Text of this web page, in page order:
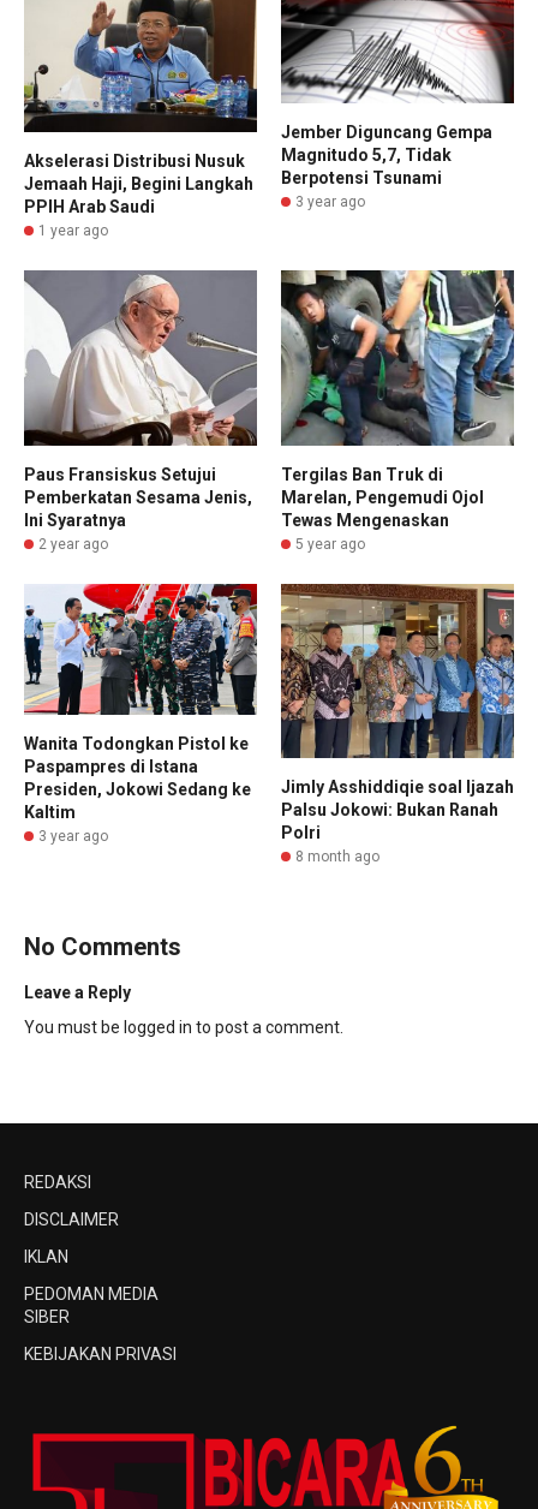
Akselerasi Distribusi Nusuk
Jemaah Haji, Begini Langkah
PPIH Arab Saudi
1 year ago
Jember Diguncang Gempa
Magnitudo 5,7, Tidak
Berpotensi Tsunami
3 year ago
Paus Fransiskus Setujui
Pemberkatan Sesama Jenis,
Ini Syaratnya
2 year ago
Tergilas Ban Truk di
Marelan, Pengemudi Ojol
Tewas Mengenaskan
5 year ago
Wanita Todongkan Pistol ke
Paspampres di Istana
Presiden, Jokowi Sedang ke
Kaltim
3 year ago
Jimly Asshiddiqie soal Ijazah
Palsu Jokowi: Bukan Ranah
Polri
8 month ago
No Comments
Leave a Reply
You must be logged in to post a comment.
REDAKSI
DISCLAIMER
IKLAN
PEDOMAN MEDIA
SIBER
KEBIJAKAN PRIVASI